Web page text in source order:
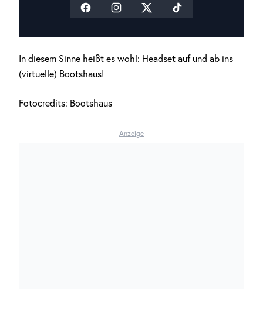
In diesem Sinne heißt es wohl: Headset auf und ab ins
(virtuelle) Bootshaus!
Fotocredits: Bootshaus
Anzeige